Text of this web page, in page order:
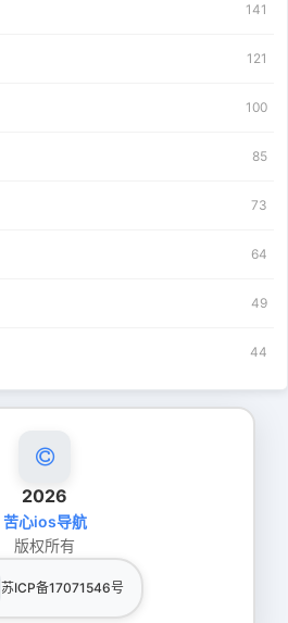
141
121
100
85
73
64
49
44
2026
苦心ios导航
版权所有
苏ICP备17071546号